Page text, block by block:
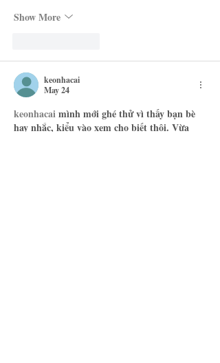
Show More
keonhacai
May 24
keonhacai mình mới ghé thử vì thấy bạn bè
hay nhắc, kiểu vào xem cho biết thôi. Vừa